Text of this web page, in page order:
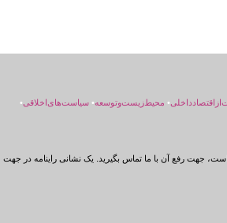
• محیط‌زیست‌و‌توسعه• سیاست‌های‌اخلاقی•
جهت رفع آن با ما تماس بگیرید. یک نشانی راینامه در جهت